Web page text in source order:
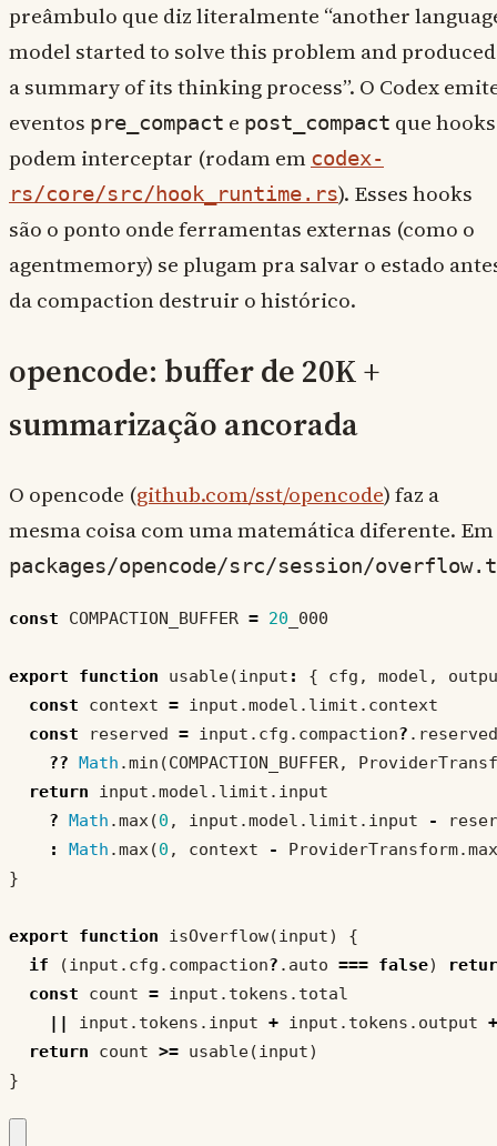
preâmbulo que diz literalmente “another
model started to solve this problem and produced
a summary of its thinking process”. O Codex
eventos pre_compact e post_compact que hooks
podem interceptar (rodam em codex-
rs/core/src/hook_runtime.rs). Esses hooks
são o ponto onde ferramentas externas (como o
agentmemory) se plugam pra salvar o estado
da compaction destruir o histórico.
opencode: buffer de 20K +
summarização ancorada
O opencode (github.com/sst/opencode) faz a
mesma coisa com uma matemática diferente. Em
packages/opencode/src/session/
const COMPACTION_BUFFER = 20 _000
export function usable(input : { cfg , model ,
const
context = input .model . limit . context
const
reserved = input . cfg . compaction? . reserved
?? Math .min (COMPACTION_BUFFER,
return
input .model . limit . input
? Math .max(0 , input .model . limit . input -
:
Math .max(0 , context - ProviderTransform.
}
export function isOverflow(input)
{
if
(input . cfg . compaction? . auto === false)
const
count = input . tokens . total
||
input . tokens . input + input . tokens . output +
return
count >= usable(input)
}